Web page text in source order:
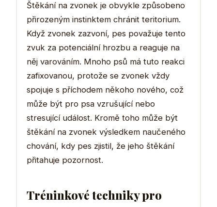
Štěkání na zvonek je obvykle způsobeno
přirozeným instinktem chránit teritorium.
Když zvonek zazvoní, pes považuje tento
zvuk za potenciální hrozbu a reaguje na
něj varováním. Mnoho psů má tuto reakci
zafixovanou, protože se zvonek vždy
spojuje s příchodem někoho nového, což
může být pro psa vzrušující nebo
stresující událost. Kromě toho může být
štěkání na zvonek výsledkem naučeného
chování, kdy pes zjistil, že jeho štěkání
přitahuje pozornost.
Tréninkové techniky pro